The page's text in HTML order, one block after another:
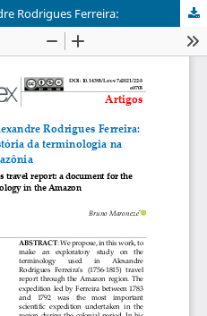
Rodrigues Ferreira: